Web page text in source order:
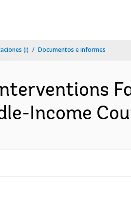
(i) Documentos e informes
Income